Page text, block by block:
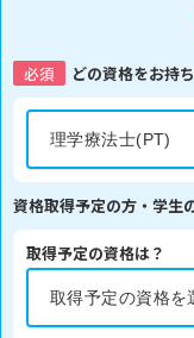
必須 どの資格をお持
資格取得予定の方・学生
取得予定の資格は？